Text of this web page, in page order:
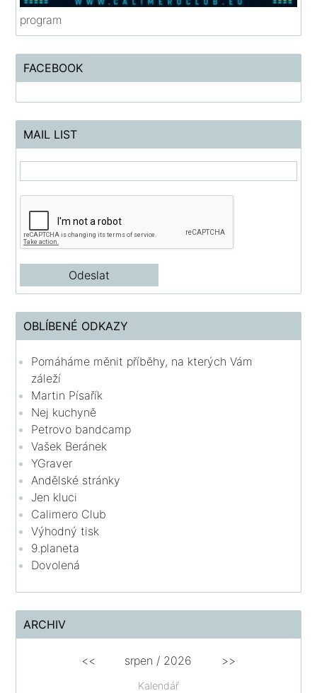
program
FACEBOOK
MAIL LIST
OBLÍBENÉ ODKAZY
Pomáháme měnit příběhy, na kterých Vám
záleží
Martin Písařík
Nej kuchyně
Petrovo bandcamp
Vašek Beránek
YGraver
Andělské stránky
Jen kluci
Calimero Club
Výhodný tisk
9.planeta
Dovolená
ARCHIV
Kalendář
<< srpen / 2026 >>